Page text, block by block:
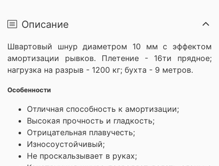
Описание
Швартовый шнур диаметром 10 мм с эффектом
амортизации рывков.
Плетение - 16ти прядное;
нагрузка на разрыв - 1200 кг; бухта - 9 метров.
Особенности
Отличная способность к амортизации;
Высокая прочность и гладкость;
Отрицательная плавучесть;
Износоустойчивый;
Не проскальзывает в руках;